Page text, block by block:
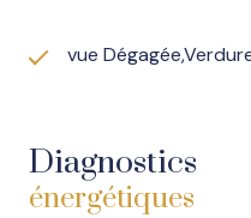
vue
Diagnostics
énergétiques